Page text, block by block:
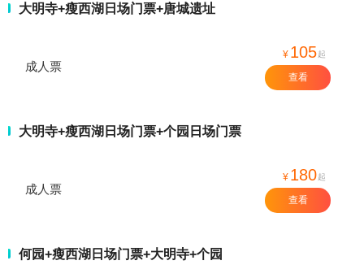
大明寺+瘦西湖日场门票+唐城遗址
成人票
¥ 105起
查看
大明寺+瘦西湖日场门票+个园日场门票
成人票
¥ 180起
查看
何园+瘦西湖日场门票+大明寺+个园